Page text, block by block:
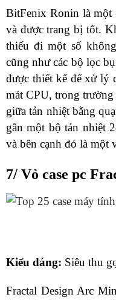
BitFenix ​​Ronin là một
và được trang bị tốt.
thiếu đi một số
cũng như các bộ lọc
được thiết kế để xử lý
mát CPU, trong
giữa tản nhiệt bằng
gắn một bộ tản nhiệt
và bên cạnh đó là một
7/ Vỏ case pc
Kiểu dáng: Siêu thu
Fractal Design Arc